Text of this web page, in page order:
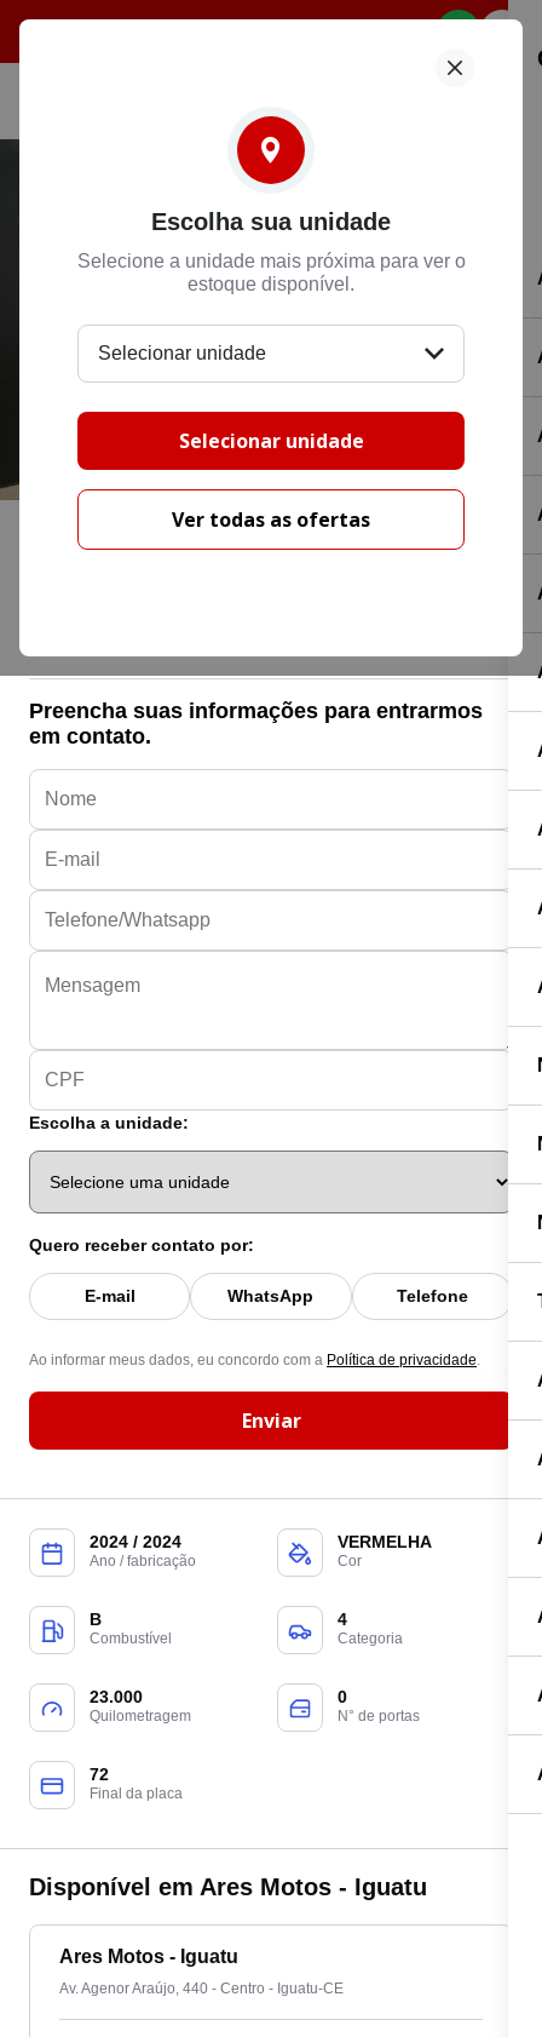
2024 / 2024
Ano / fabricação
VERMELHA
Cor
B
Combustível
4
Categoria
23.000
Quilometragem
0
N° de portas
72
Final da placa
Disponível em Ares Motos - Iguatu
Ares Motos - Iguatu
Av. Agenor Araújo, 440 - Centro - Iguatu-CE
Preencha suas informações para entrarmos
em contato.
Escolha a unidade:
Quero receber contato por:
E-mail WhatsApp Telefone
Ao informar meus dados, eu concordo com a Política de privacidade.
Enviar
Escolha sua unidade
Selecione a unidade mais próxima para ver o
estoque disponível.
Selecionar unidade
Selecionar unidade
Ver todas as ofertas